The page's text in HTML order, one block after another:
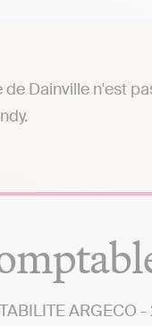
Dainville n'est
ARGECO